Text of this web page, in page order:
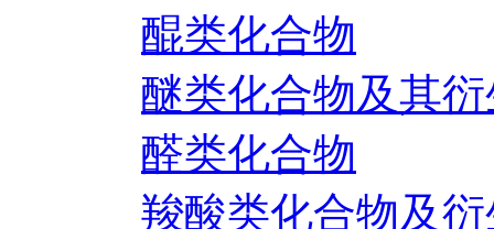
醌类化合物
醚类化合物及其
醛类化合物
羧酸类化合物及